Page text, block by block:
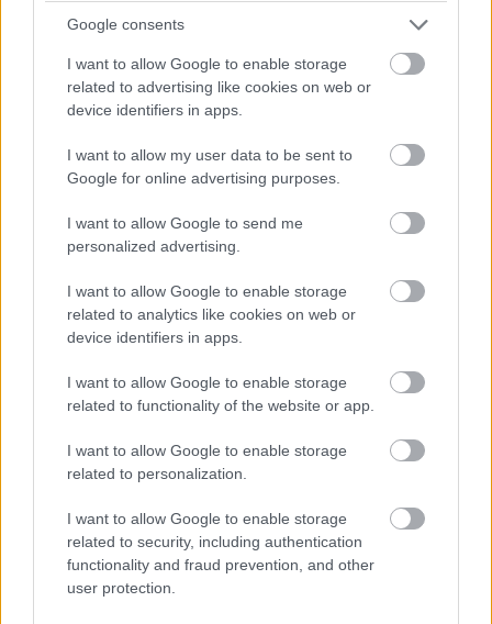
Google consents
I want to allow Google to enable storage
related to advertising like cookies on web or
device identifiers in apps.
I want to allow my user data to be sent to
Google for online advertising purposes.
I want to allow Google to send me
personalized advertising.
I want to allow Google to enable storage
related to analytics like cookies on web or
device identifiers in apps.
I want to allow Google to enable storage
related to functionality of the website or app.
I want to allow Google to enable storage
related to personalization.
I want to allow Google to enable storage
related to security, including authentication
functionality and fraud prevention, and other
user protection.